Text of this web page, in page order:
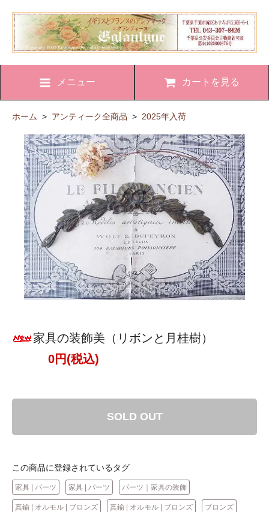
メニュー カートを見る
ホーム > アンティーク全商品 > 2025年入荷
家具の装飾美（リボンと月桂樹）
0円(税込)
SOLD OUT
この商品に登録されているタグ
家具 | パーツ 家具 | パーツ パーツ｜家具の装飾
真鍮 | オルモル | ブロンズ 真鍮 | オルモル | ブロンズ ブロンズ